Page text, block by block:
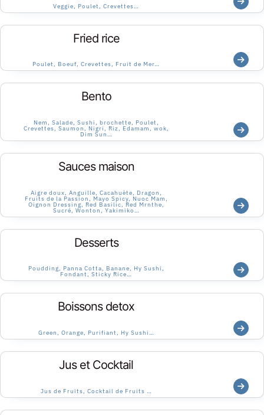
Veggie, Poulet, Crevettes…
Fried rice
Poulet, Boeuf, Crevettes, Fruit de Mer…
Bento
Nem, Salade, Sushi, brochette, Poulet,
Crevettes, Saumon, Nigri, Riz, Edamam, wok,
Dim Sun…
Sauces maison
Aigre doux, Anguille, Cacahuète, Dragon,
Fruits de la Passion, Mayo Spicy, Nuoc Mam,
Oignon Dressing, Red Basilic, Red Mrnthe,
Sucré, Wonton, Yakimiko…
Desserts
Poudding, Panna Cotta, Banane, Hy Sushi,
Fondant, Sticky Rice…
Boissons detox
Green, Orange, Purifiant, Hy Sushi…
Jus et Cocktail
Jus de Fruits, Cocktail de Fruits …